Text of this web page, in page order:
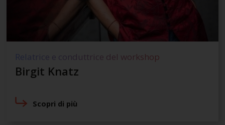
Relatrice e conduttrice del workshop
Birgit Knatz
Scopri di più